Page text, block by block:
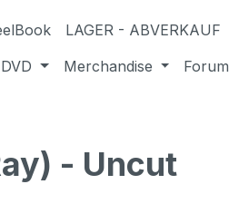
LAGER - ABVERKAUF
DVD Merchandise Forum
- Uncut